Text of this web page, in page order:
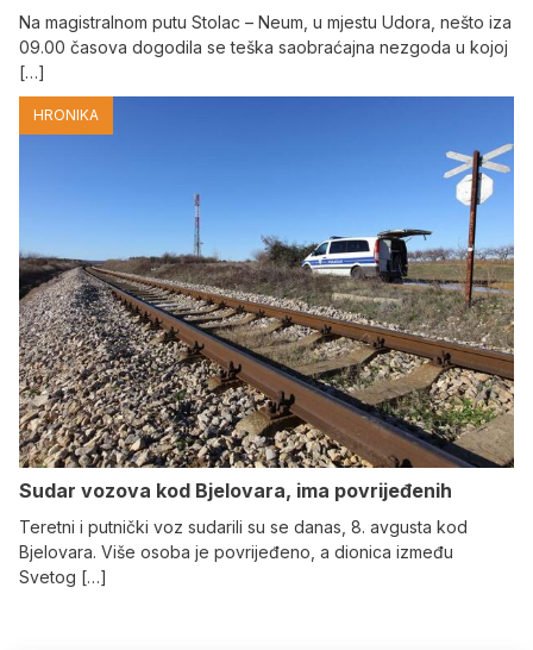
Na magistralnom putu Stolac – Neum, u mjestu Udora, nešto iza
09.00 časova dogodila se teška saobraćajna nezgoda u kojoj
[…]
HRONIKA
Sudar vozova kod Bjelovara, ima povrijeđenih
Teretni i putnički voz sudarili su se danas, 8. avgusta kod
Bjelovara. Više osoba je povrijeđeno, a dionica između
Svetog […]